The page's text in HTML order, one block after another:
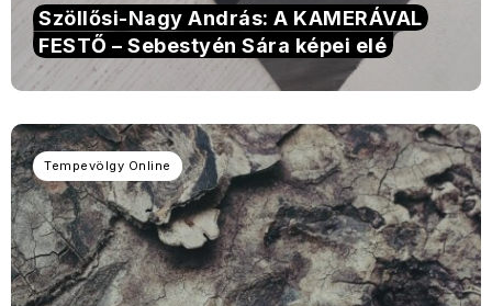
Szöllősi-Nagy András: A KAMERÁVAL
FESTŐ – Sebestyén Sára képei elé
Tempevölgy Online